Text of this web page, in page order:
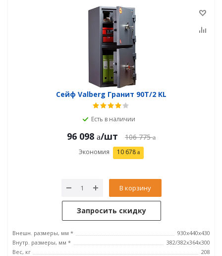
Сейф Valberg Гранит 90T/2 KL
Есть в наличии
96 098 /шт 106 775
Экономия 10 678
В корзину
Запросить скидку
Внешн. размеры, мм *
930x440x430
Внутр. размеры, мм *
382/382x364x300
Вес, кг
208